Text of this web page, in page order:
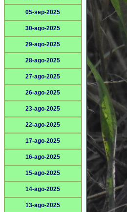
05-sep-2025
30-ago-2025
29-ago-2025
28-ago-2025
27-ago-2025
26-ago-2025
23-ago-2025
22-ago-2025
17-ago-2025
16-ago-2025
15-ago-2025
14-ago-2025
13-ago-2025